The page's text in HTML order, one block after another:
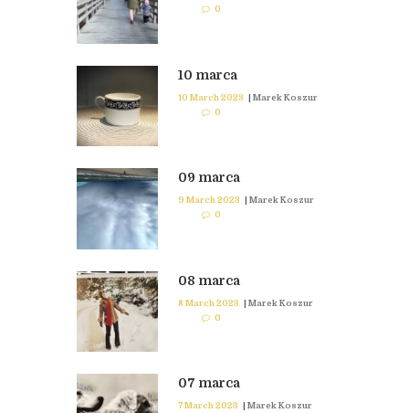
0
10 marca
10 March 2023 | Marek Koszur
0
09 marca
9 March 2023 | Marek Koszur
0
08 marca
8 March 2023 | Marek Koszur
0
07 marca
7 March 2023
Marek Koszur